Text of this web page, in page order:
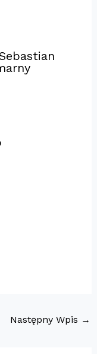
Następny Wpis →